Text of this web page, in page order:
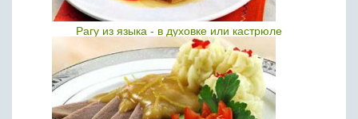
Рагу из языка - в духовке или кастрюле